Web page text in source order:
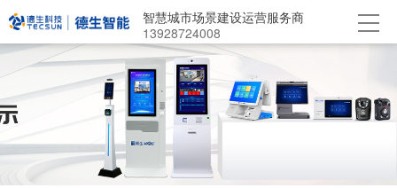
智慧城市场景建设运营服务商
13928724008